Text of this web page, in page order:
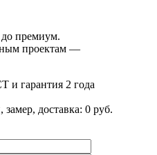
премиум.
проектам —
и гарантия 2 года
доставка: 0 руб.